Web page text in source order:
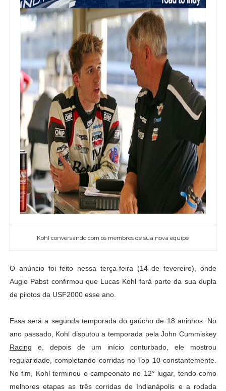
Kohl conversando com os membros de sua nova equipe
O anúncio foi feito nessa terça-feira (14 de fevereiro), onde
Augie Pabst confirmou que Lucas Kohl fará parte da sua dupla
de pilotos da USF2000 esse ano.
Essa será a segunda temporada do gaúcho de 18 aninhos. No
ano passado, Kohl disputou a temporada pela John Cummiskey
Racing e, depois de um início conturbado, ele mostrou
regularidade, completando corridas no Top 10 constantemente.
No fim, Kohl terminou o campeonato no 12° lugar, tendo como
melhores etapas as três corridas de Indianápolis e a rodada